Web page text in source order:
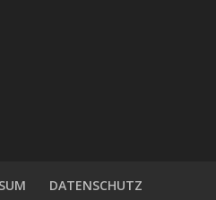
DATENSCHUTZ